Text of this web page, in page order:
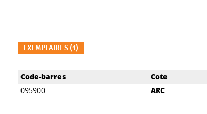
EXEMPLAIRES (1)
Liste des exemplaires
Code-barres Cote
095900
ARC